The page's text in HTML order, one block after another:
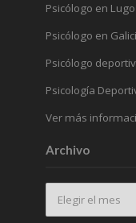
Psicólogo en Lugo
Psicólogo en
Psicólogo
Psicología
Ver más
Archivo